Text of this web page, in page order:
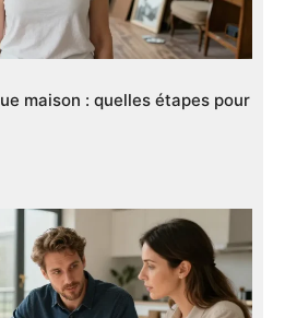
maison : quelles étapes pour